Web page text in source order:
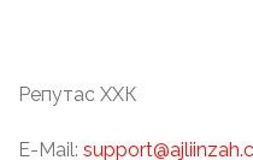
Репутас ХХК
E-Mail: